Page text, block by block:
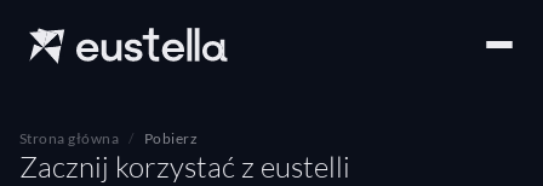
Strona główna Pobierz
Zacznij korzystać z eustelli